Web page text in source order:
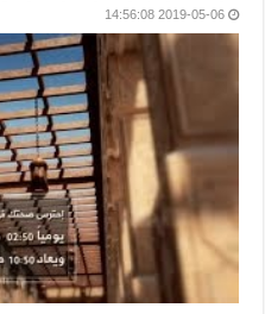
2019-05-06 14:56:08